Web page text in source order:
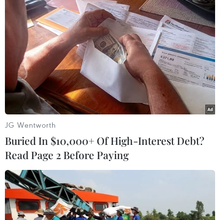
Sa, Trường Sa của Việt Nam - Những bằng
chứng lịch sử và pháp lý” tại Hải Dương kết
thúc vào ngày 18/4.
Nhân dịp này, tỉnh Hải Dương tổ chức Ngày
sách Việt Nam lần thứ tư, thi vẽ tranh về biển,
đảo quê hương, giao lưu với diễn giả về hình
tượng người lính trong văn học Việt Nam.../.
JG Wentworth
Buried In $10,000+ Of High-Interest Debt?
Read Page 2 Before Paying